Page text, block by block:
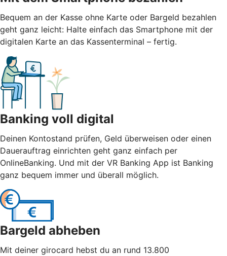
Bequem an der Kasse ohne Karte oder Bargeld bezahlen
geht ganz leicht: Halte einfach das Smartphone mit der
digitalen Karte an das Kassenterminal – fertig.
Banking voll digital
Deinen Kontostand prüfen, Geld überweisen oder einen
Dauerauftrag einrichten geht ganz einfach per
OnlineBanking. Und mit der VR Banking App ist Banking
ganz bequem immer und überall möglich.
Bargeld abheben
Mit deiner girocard hebst du an rund 13.800